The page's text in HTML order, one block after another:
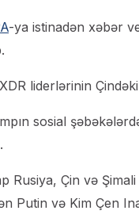
-ya istinadən xəbər
liderlərinin
sosial
Rusiya, Çin və
Putin və Kim Çen